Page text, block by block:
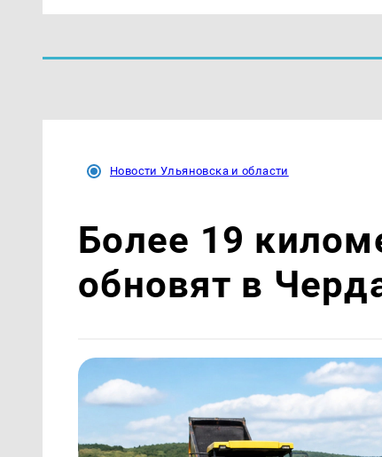
Новости Ульяновска и области
Более 19
обновят в